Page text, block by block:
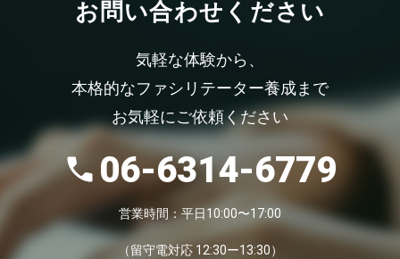
お問い合わせください
気軽な体験から、
本格的なファシリテーター養成まで
お気軽にご依頼ください
06-6314-6779
営業時間：平日10:00〜17:00
（留守電対応 12:30ー13:30）